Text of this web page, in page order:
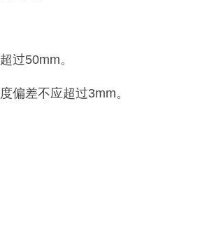
过50mm。
偏差不应超过3mm。